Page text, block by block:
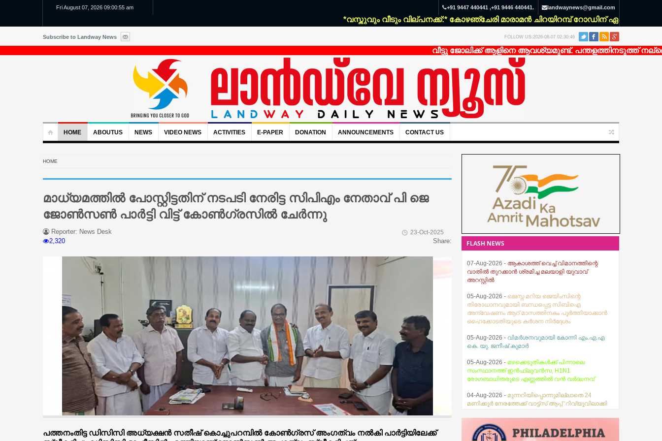
+91 9447 440441 ,+91 9446 440441. landwaynews@gmail.com
Fri August 07, 2026 09:00:56 am
*വസ്തുവും വീടും വില്പനക്ക്:* കോഴഞ്ചേരി മാരാമൻ ചിറയിറമ്പ് റോഡിന് ഏകദേശം 200
FOLLOW US:2026-08-07 02:30:46
Subscribe to Landway News
വീട്ടു ജോലിക്ക് ആളിനെ ആവശ്യമുണ്ട്. പന്തളത്തിനടുത്ത് നല്ലൊരു
HOME ABOUTUS NEWS VIDEO NEWS ACTIVITIES E-PAPER DONATION ANNOUNCEMENTS CONTACT US
HOME
മാധ്യമത്തില്‍ പോസ്റ്റിട്ടതിന് നടപടി നേരിട്ട സിപിഎം നേതാവ് പി ജെ
ജോണ്‍സണ്‍ പാര്‍ട്ടി വിട്ട് കോണ്‍ഗ്രസില്‍ ചേര്‍ന്നു
Reporter: News Desk 23-Oct-2025
2,320 Share:
പത്തനംതിട്ട ഡിസിസി അധ്യക്ഷന്‍ സതീഷ് കൊച്ചുപറമ്പില്‍ കോണ്‍ഗ്രസ് അംഗത്വം നല്‍കി പാര്‍ട്ടിയിലേക്ക്
FLASH NEWS
05-Aug-2026 - ജെസ്ന മറിയ ജെയിംസിന്റെ
തിരോധാനവുമായി ബന്ധപ്പെട്ട സിബിഐ
അന്വേഷണം ആറ് മാസത്തിനകം പൂര്‍ത്തിയാക്കാന്‍
05-Aug-2026 -വിമർശനവുമായി കോന്നി എം.എ.എ
കെ. യു. ജനീഷ് കുമാർ
സംസ്ഥാനത്ത് ഇൻഫ്ലുവൻസ, H1N1
രോഗബാധിതരുടെ എണ്ണത്തിൽ വൻ വർദ്ധനവ്
04-Aug-2026 - മുന്നറിയിപ്പൊന്നുമില്ലാതെ 24
മണിക്കൂർ നേരത്തേക്ക് വാട്ട്സ് ആപ്പ് ‘റിവ്യൂവിലാക്കി
സര്‍വകലാശാല പരീക്ഷകള്‍ മാറ്റിവച്ചു
എന്ന് മുഖ്യമന്ത്രി വി.ഡി. സതീശൻ
07-Aug-2026 - തേജസ് ബൈബിൾ ഗൈഡ്